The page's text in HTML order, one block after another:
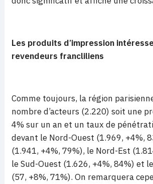
Les produits d’impression
revendeurs francliliens
Comme toujours, la région
nombre d’acteurs (2.220) soit une
4% sur un an et un taux de
devant le Nord-Ouest (1.969, +4%,
(1.941, +4%, 79%), le Nord-Est
le Sud-Ouest (1.626, +4%, 84%) et
(57, +8%, 71%). On remarquera